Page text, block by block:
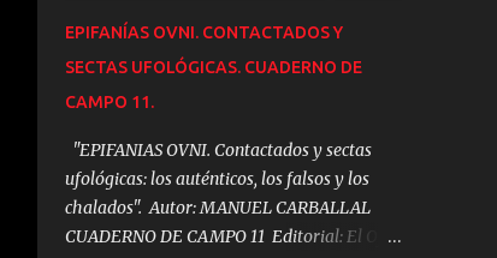
EPIFANÍAS OVNI. CONTACTADOS Y
SECTAS UFOLÓGICAS. CUADERNO DE
CAMPO 11.
"EPIFANIAS OVNI. Contactados y sectas
ufológicas: los auténticos, los falsos y los
chalados". Autor: MANUEL CARBALLAL
CUADERNO DE CAMPO 11 Editorial: El Ojo